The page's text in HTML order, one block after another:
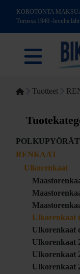
KOROTONTA
Turussa 1940 -luvulta
Tuotteet
POLKUPYÖRÄT
RENKAAT
Ulkorenkaat
Ulkorenkaat
Ulkorenkaat
Ulkorenkaat
Ulkorenkaat
Ulkorenkaat